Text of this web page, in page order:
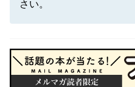
さい。